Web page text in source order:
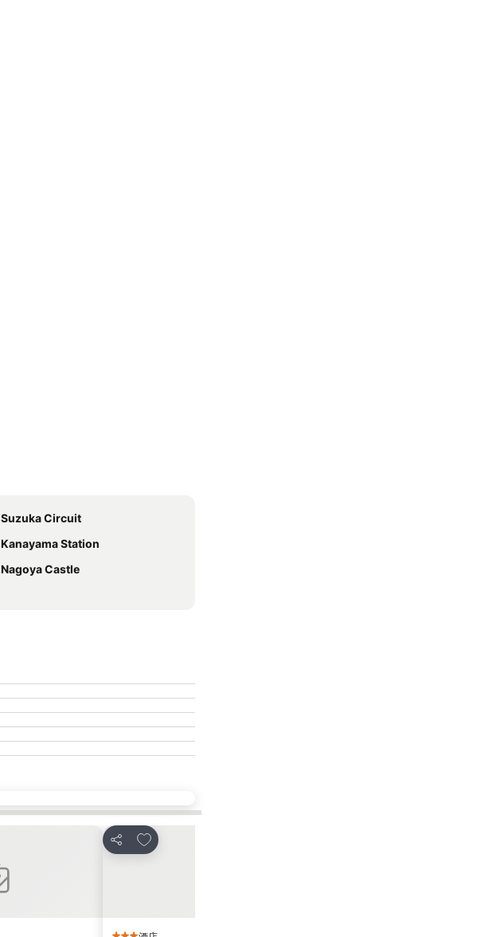
Suzuka Circuit
Kanayama Station
Nagoya Castle
分享
放到收藏夾